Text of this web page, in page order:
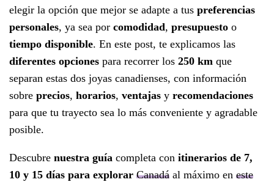
elegir la opción que mejor se adapte a tus preferencias
personales, ya sea por comodidad, presupuesto o
tiempo disponible. En este post, te explicamos las
diferentes opciones para recorrer los 250 km que
separan estas dos joyas canadienses, con información
sobre precios, horarios, ventajas y recomendaciones
para que tu trayecto sea lo más conveniente y agradable
posible.
Descubre nuestra guía completa con itinerarios de 7,
10 y 15 días para explorar Canadá al máximo en este